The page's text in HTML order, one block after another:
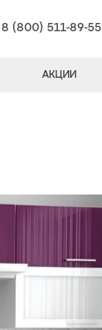
8 (800) 511-89-55
АКЦИИ